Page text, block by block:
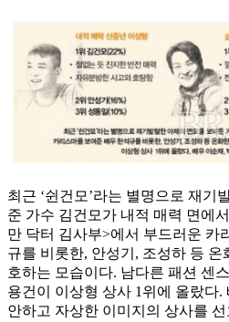
최근 ‘쉰건모’라는 별명으로 재기
준 가수 김건모가 내적 매력 면에
만 닥터 김사부>에서 부드러운 카
규를 비롯한, 안성기, 조성하 등 온
호하는 모습이다. 남다른 패션 센
용건이 이상형 상사 1위에 올랐다.
안하고 자상한 이미지의 상사를